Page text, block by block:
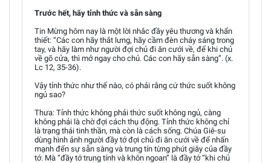
Trước hết, hãy tỉnh thức và sẵn sàng
Tin Mừng hôm nay là một lời nhắc đầy yêu thương và khẩn
thiết: “Các con hãy thắt lưng, hãy cầm đèn cháy sáng trong
tay, và hãy làm như người đợi chủ đi ăn cưới về, để khi chủ
về gõ cửa, thì mở ngay cho chủ. Các con hãy sẵn sàng”. (x.
Lc 12, 35-36).
Vậy tỉnh thức như thế nào, có phải rằng cứ thức suốt không
ngủ sao?
Thưa: Tỉnh thức không phải thức suốt không ngủ, càng
không phải là chờ đợi cách thụ động. Tỉnh thức không chỉ
là trạng thái tinh thần, mà còn là cách sống. Chúa Giê-su
dùng hình ảnh người đầy tớ đợi chủ đi ăn cưới về để nhấn
mạnh đến sự sẵn sàng và trung tín từng phút giây của đầy
tớ. Mà “đầy tớ trung tính và khôn ngoan” là đầy tớ “khi chủ